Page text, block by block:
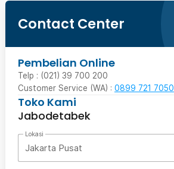
Contact Center
Pembelian Online
Telp : (021) 39 700 200
Customer Service (WA) : 0899 721 7050
Toko Kami
Jabodetabek
Lokasi
Jakarta Pusat